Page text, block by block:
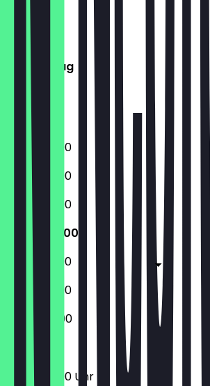
Montag
Dienstag
Donnerstag
Freitag
Samstag
Sonntag
12:00 - 22:00
12:00 - 22:00
12:00 - 22:00
12:00 - 22:00
12:00 - 23:00
12:00 - 23:00
17:00 - 22:00
12:00 - 22:00 Uhr